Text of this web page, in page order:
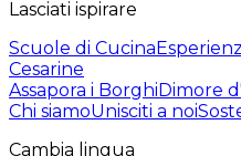
Lasciati ispirare
Scuole di Cucina
Cesarine
Assapora i BorghiDimore
Chi siamoUnisciti a noi
Cambia lingua